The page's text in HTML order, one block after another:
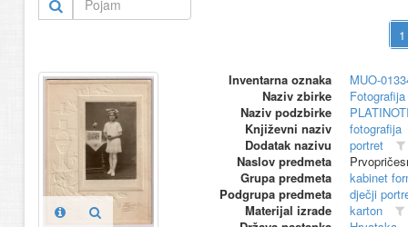
Inventarna oznaka
MUO-
Naziv zbirke
Naziv podzbirke
Književni naziv
fotografija
Dodatak nazivu
portret
Naslov predmeta
Grupa predmeta
kabinet
Podgrupa predmeta
dječji
Materijal izrade
karton